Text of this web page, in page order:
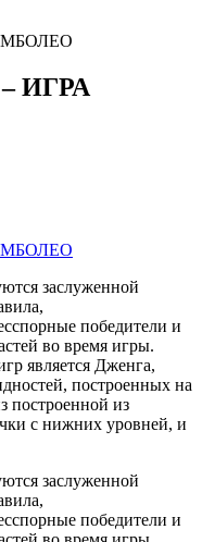
ИГРА
заслуженной
победители и
во время игры.
является Дженга,
построенных на
построенной из
с нижних уровней, и
заслуженной
победители и